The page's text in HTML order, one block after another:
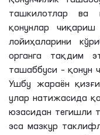
ташкилотлар ва
қонунлар
лойиҳаларини
органга тақдим
ташаббуси – қонун
Ушбу жараён
улар натижасида
юзасидан тегишли
эса мазкур